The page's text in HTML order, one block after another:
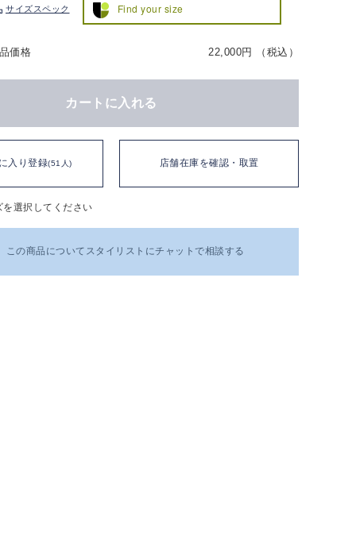
サイズスペック Find your size
価格 22,000円 （税込）
カートに入れる
入り登録(51人) 店舗在庫を確認・取置
選択してください
この商品についてスタイリストにチャットで相談する